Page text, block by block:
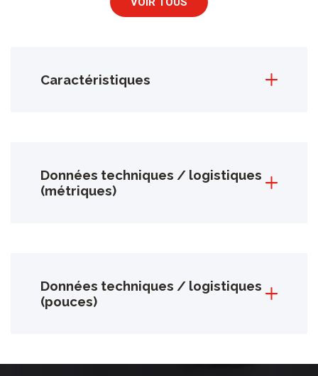
Caractéristiques
Données techniques / logistiques
(métriques)
Données techniques / logistiques
(pouces)